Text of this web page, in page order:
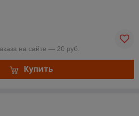
на сайте — 20 руб.
Купить